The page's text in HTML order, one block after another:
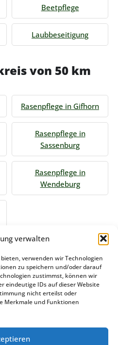
verwalten
verwenden wir Technologien
zu speichern und/oder darauf
zustimmst, können wir
eindeutige IDs auf dieser Website
nicht erteilst oder
Merkmale und Funktionen
Beetpflege
Laubbeseitigung
von 50 km
Rasenpflege in Gifhorn
Rasenpflege in
Sassenburg
Rasenpflege in
Wendeburg
interessieren